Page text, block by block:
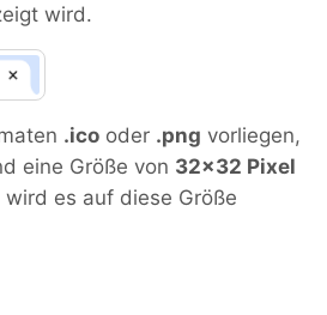
wird.
.ico oder .png vorliegen,
eine Größe von 32x32 Pixel
es auf diese Größe